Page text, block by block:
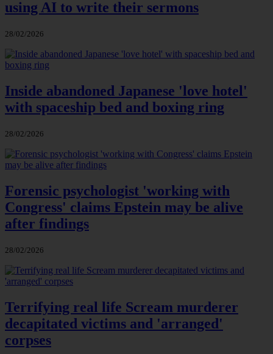
using AI to write their sermons
28/02/2026
Inside abandoned Japanese 'love hotel'
with spaceship bed and boxing ring
28/02/2026
Forensic psychologist 'working with
Congress' claims Epstein may be alive
after findings
28/02/2026
Terrifying real life Scream murderer
decapitated victims and 'arranged'
corpses